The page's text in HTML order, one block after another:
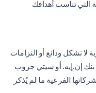
التي تناسب أهدافك
لا تشكل ودائع أو التزامات
إن.إيه. أو سيتي جروب
الفرعية ما لم يُذكر